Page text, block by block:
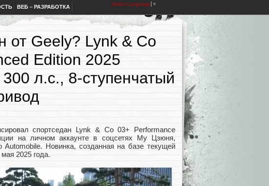
ВЕБ – РАЗРАБОТКА Select Language ▼
от Geely? Lynk & Co
Edition 2025
л.с., 8-ступенчатый
спортседан Lynk & Co 03+ Performance
на личном аккаунте в соцсетях Му Цзюня,
Automobile. Новинка, созданная на базе текущей
2025 года.